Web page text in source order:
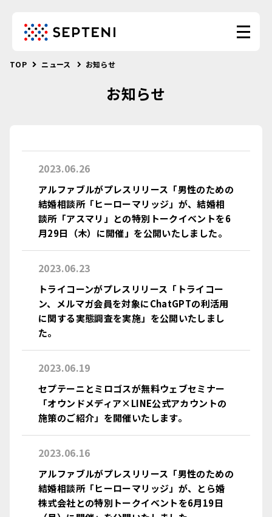
TOP ニュース お知らせ
お知らせ
2023.06.26
アルファブルがプレスリリース「男性のための
結婚相談所「ヒーローマリッジ」が、結婚相
談所「アスマリ」との特別トークイベントを6
月29日（木）に開催」を公開いたしました。
2023.06.23
トライコーンがプレスリリース「トライコー
ン、メルマガ会員を対象にChatGPTの利活用
に関する実態調査を実施」を公開いたしまし
た。
2023.06.19
セプテーニとミロゴスが無料ウェブセミナー
「オウンドメディア×LINE公式アカウントの
施策のご紹介」を開催いたします。
2023.06.16
アルファブルがプレスリリース「男性のための
結婚相談所「ヒーローマリッジ」が、とら婚
株式会社との特別トークイベントを6月19日